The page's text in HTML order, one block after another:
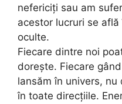
nefericiți sau am
acestor lucruri se
oculte.
Fiecare dintre noi
dorește. Fiecare
lansăm în univers,
în toate direcțiile.